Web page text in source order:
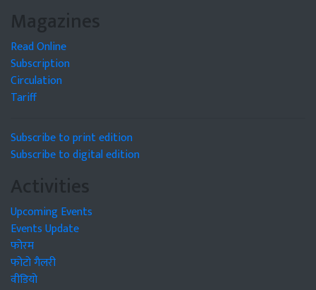
Magazines
Read Online
Subscription
Circulation
Tariff
Subscribe to print edition
Subscribe to digital edition
Activities
Upcoming Events
Events Update
फोरम
फोटो गैलरी
वीडियो